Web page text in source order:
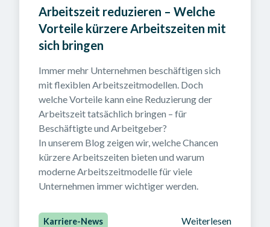
Arbeitszeit reduzieren – Welche
Vorteile kürzere Arbeitszeiten mit
sich bringen
Immer mehr Unternehmen beschäftigen sich
mit flexiblen Arbeitszeitmodellen. Doch
welche Vorteile kann eine Reduzierung der
Arbeitszeit tatsächlich bringen – für
Beschäftigte und Arbeitgeber?
In unserem Blog zeigen wir, welche Chancen
kürzere Arbeitszeiten bieten und warum
moderne Arbeitszeitmodelle für viele
Unternehmen immer wichtiger werden.
Karriere-News Weiterlesen